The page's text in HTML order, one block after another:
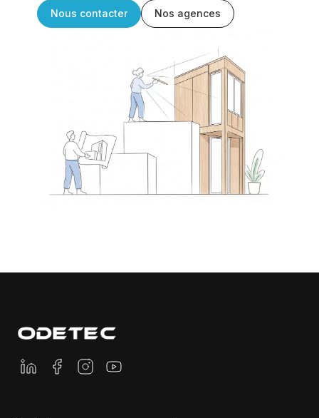
Nous contacter Nos agences